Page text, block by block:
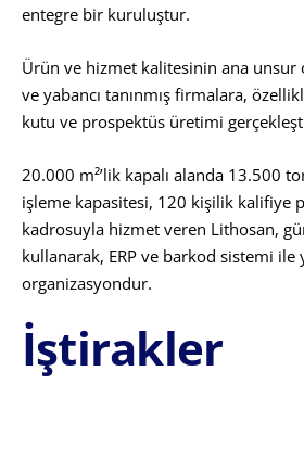
entegre bir kuruluştur.
Ürün ve hizmet kalitesinin ana
ve yabancı tanınmış firmalara,
kutu ve prospektüs üretimi
20.000 m²’lik kapalı alanda 13.500
işleme kapasitesi, 120 kişilik kalifiye
kadrosuyla hizmet veren Lithosan,
kullanarak, ERP ve barkod sistemi
organizasyondur.
İştirakler